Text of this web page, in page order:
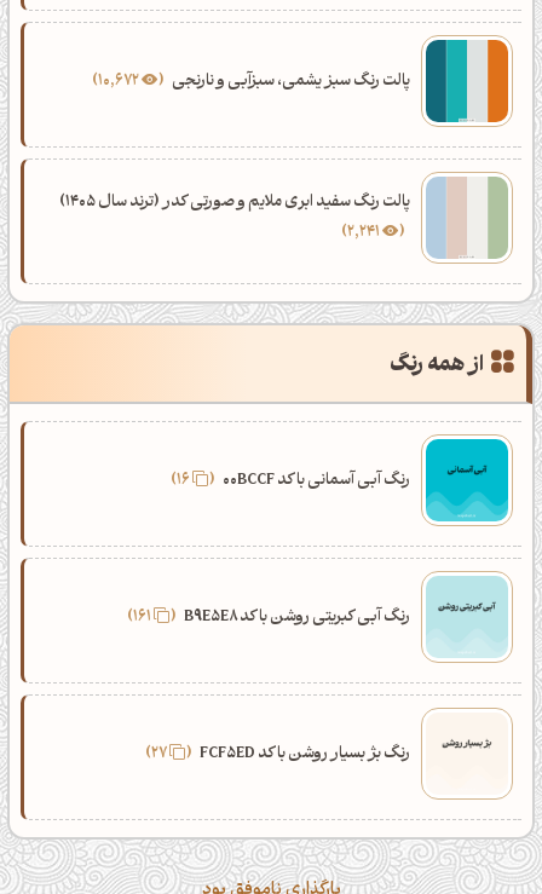
پالت رنگ سبز یشمی، سبزآبی و نارنجی 10,672
پالت رنگ سفید ابری ملایم و صورتی کدر (ترند سال 1405)
از همه رنگ
رنگ آبی آسمانی با کد 00BCCF
رنگ آبی کبریتی روشن با کد B9E5E8
رنگ بژ بسیار روشن با کد FCF5ED 27